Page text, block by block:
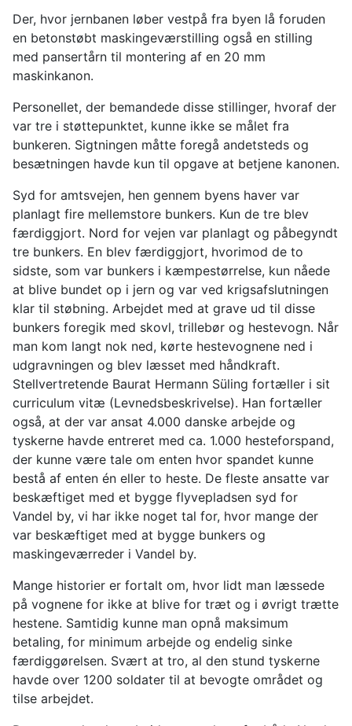
Der, hvor jernbanen løber vestpå fra byen lå foruden
en betonstøbt maskingeværstilling også en stilling
med pansertårn til montering af en 20 mm
maskinkanon.
Personellet, der bemandede disse stillinger, hvoraf der
var tre i støttepunktet, kunne ikke se målet fra
bunkeren. Sigtningen måtte foregå andetsteds og
besætningen havde kun til opgave at betjene kanonen.
Syd for amtsvejen, hen gennem byens haver var
planlagt fire mellemstore bunkers. Kun de tre blev
færdiggjort. Nord for vejen var planlagt og påbegyndt
tre bunkers. En blev færdiggjort, hvorimod de to
sidste, som var bunkers i kæmpestørrelse, kun nåede
at blive bundet op i jern og var ved krigsafslutningen
klar til støbning. Arbejdet med at grave ud til disse
bunkers foregik med skovl, trillebør og hestevogn. Når
man kom langt nok ned, kørte hestevognene ned i
udgravningen og blev læsset med håndkraft.
Stellvertretende Baurat Hermann Süling fortæller i sit
curriculum vitæ (Levnedsbeskrivelse). Han fortæller
også, at der var ansat 4.000 danske arbejde og
tyskerne havde entreret med ca. 1.000 hesteforspand,
der kunne være tale om enten hvor spandet kunne
bestå af enten én eller to heste. De fleste ansatte var
beskæftiget med et bygge flyvepladsen syd for
Vandel by, vi har ikke noget tal for, hvor mange der
var beskæftiget med at bygge bunkers og
maskingeværreder i Vandel by.
Mange historier er fortalt om, hvor lidt man læssede
på vognene for ikke at blive for træt og i øvrigt trætte
hestene. Samtidig kunne man opnå maksimum
betaling, for minimum arbejde og endelig sinke
færdiggørelsen. Svært at tro, al den stund tyskerne
havde over 1200 soldater til at bevogte området og
tilse arbejdet.